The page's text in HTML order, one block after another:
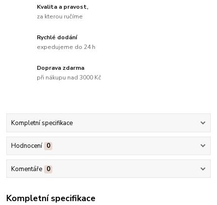
Kvalita a pravost,
za kterou ručíme
Rychlé dodání
expedujeme do 24 h
Doprava zdarma
při nákupu nad 3000 Kč
Kompletní specifikace
Hodnocení 0
Komentáře 0
Kompletní specifikace